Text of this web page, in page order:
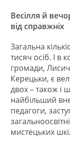
Весілля й
від справжніх
Загальна
тисяч осіб. І в
громади,
Керецьки, є
двох – також і
найбільший
педагоги,
мистецьких